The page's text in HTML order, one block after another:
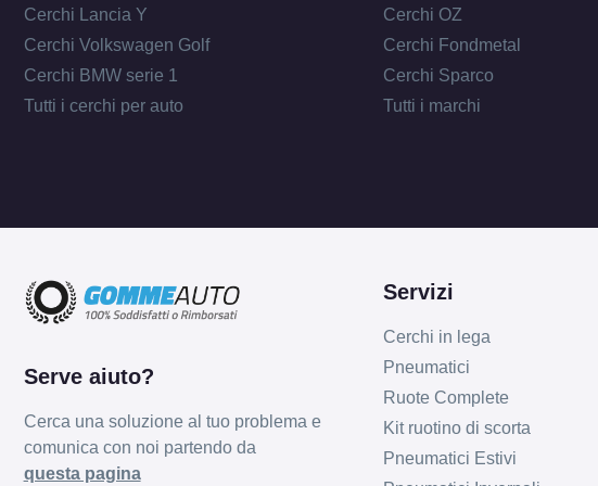
Cerchi Lancia Y
Cerchi Volkswagen Golf
Cerchi BMW serie 1
Tutti i cerchi per auto
Cerchi OZ
Cerchi Fondmetal
Cerchi Sparco
Tutti i marchi
Serve aiuto?
Cerca una soluzione al tuo problema e
comunica con noi partendo da
questa pagina
Servizi
Cerchi in lega
Pneumatici
Ruote Complete
Kit ruotino di scorta
Pneumatici Estivi